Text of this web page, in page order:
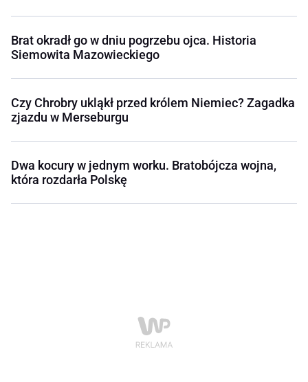
Brat okradł go w dniu pogrzebu ojca. Historia
Siemowita Mazowieckiego
Czy Chrobry ukląkł przed królem Niemiec? Zagadka
zjazdu w Merseburgu
Dwa kocury w jednym worku. Bratobójcza wojna,
która rozdarła Polskę